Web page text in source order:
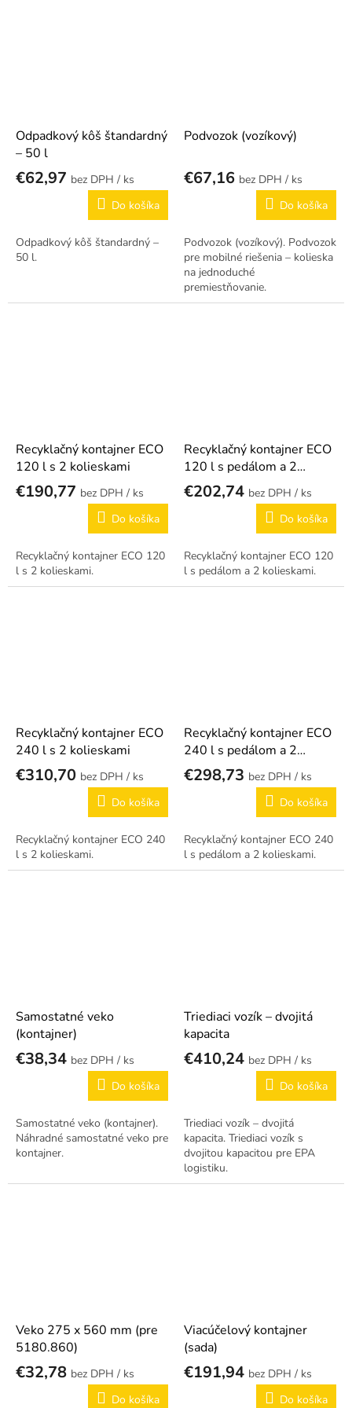
Odpadkový kôš štandardný
– 50 l
€62,97
/ ks
Do košíka
Odpadkový kôš štandardný –
50 l.
Podvozok (vozíkový)
€67,16
/ ks
Do košíka
Podvozok (vozíkový). Podvozok
pre mobilné riešenia – kolieska
na jednoduché
premiestňovanie.
Recyklačný kontajner ECO
120 l s 2 kolieskami
€190,77
/ ks
Do košíka
Recyklačný kontajner ECO 120
l s 2 kolieskami.
Recyklačný kontajner ECO
120 l s pedálom a 2
kolieskami
€202,74
/ ks
Do košíka
Recyklačný kontajner ECO 120
l s pedálom a 2 kolieskami.
Recyklačný kontajner ECO
240 l s 2 kolieskami
€310,70
/ ks
Do košíka
Recyklačný kontajner ECO 240
l s 2 kolieskami.
Recyklačný kontajner ECO
240 l s pedálom a 2
kolieskami
€298,73
/ ks
Do košíka
Recyklačný kontajner ECO 240
l s pedálom a 2 kolieskami.
Samostatné veko
(kontajner)
€38,34
/ ks
Do košíka
Samostatné veko (kontajner).
Náhradné samostatné veko pre
kontajner.
Triediaci vozík – dvojitá
kapacita
€410,24
/ ks
Do košíka
Triediaci vozík – dvojitá
kapacita. Triediaci vozík s
dvojitou kapacitou pre EPA
logistiku.
Veko 275 x 560 mm (pre
5180.860)
€32,78
/ ks
Do košíka
Viacúčelový kontajner
(sada)
€191,94
/ ks
Do košíka